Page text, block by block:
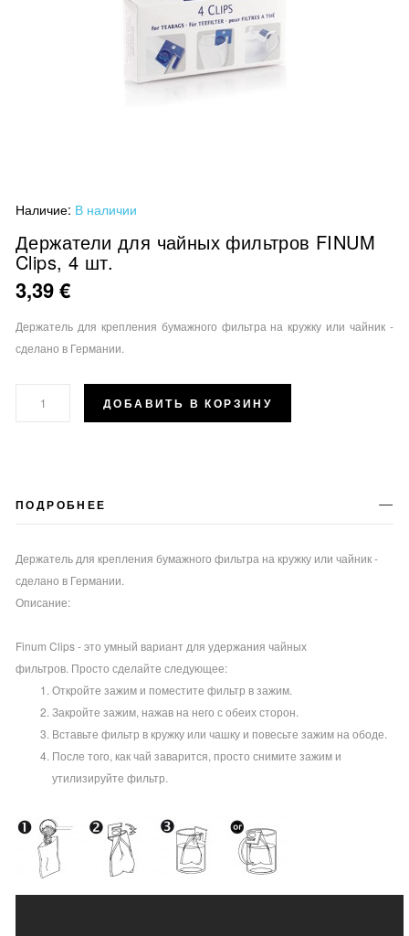
к
началу
галереи
изображений
Наличие: В наличии
Держатели для чайных фильтров FINUM
Clips, 4 шт.
3,39 €
Держатель для крепления бумажного фильтра на кружку или чайник -
сделано в Германии.
ДОБАВИТЬ В КОРЗИНУ
ПОДРОБНЕЕ
Держатель для крепления бумажного фильтра на кружку или чайник -
сделано в Германии.
Описание:
Finum Clips - это умный вариант для удержания чайных
фильтров. Просто сделайте следующее:
Откройте зажим и поместите фильтр в зажим.
Закройте зажим, нажав на него с обеих сторон.
Вставьте фильтр в кружку или чашку и повесьте зажим на ободе.
После того, как чай заварится, просто снимите зажим и
утилизируйте фильтр.